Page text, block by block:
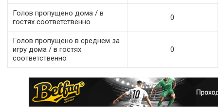
Голов пропущено дома / в
гостях соответственно
0
Голов пропущено в среднем за
игру дома / в гостях
соответственно
0